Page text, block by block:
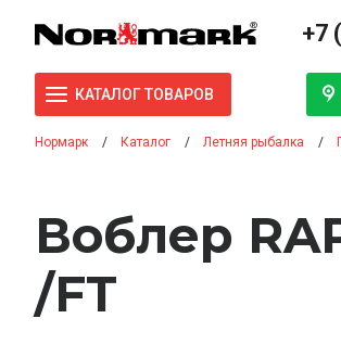
+7
КАТАЛОГ ТОВАРОВ
Нормарк Каталог Летняя рыбалка
Воблер
/FT